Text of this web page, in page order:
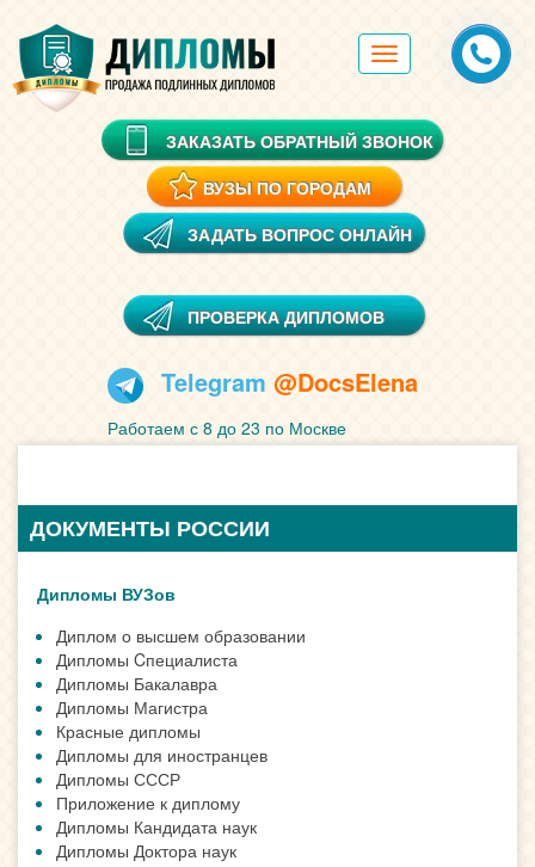
Toggle
navigation
ЗАКАЗАТЬ ОБРАТНЫЙ ЗВОНОК
ВУЗЫ ПО ГОРОДАМ
ЗАДАТЬ ВОПРОС ОНЛАЙН
ПРОВЕРКА ДИПЛОМОВ
Telegram @DocsElena
Работаем с 8 до 23 по Москве
ДОКУМЕНТЫ РОССИИ
Дипломы ВУЗов
Диплом о высшем образовании
Дипломы Cпециалиста
Дипломы Бакалавра
Дипломы Магистра
Красные дипломы
Дипломы для иностранцев
Дипломы СССР
Приложение к диплому
Дипломы Кандидата наук
Дипломы Доктора наук